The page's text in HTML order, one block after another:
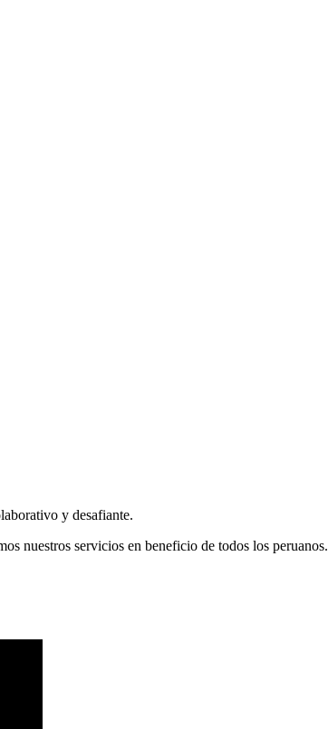
y desafiante.
nuestros servicios en beneficio de todos los peruanos.